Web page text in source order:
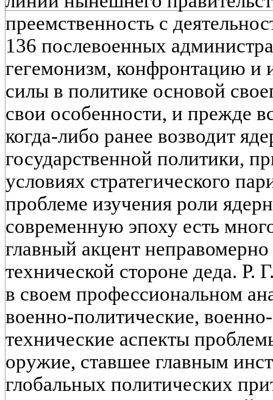
преемственность с
136 послевоенных
гегемонизм, конфронтацию и
силы в политике основой
свои особенности, и прежде
когда-либо ранее возводит
государственной политики,
условиях стратегического
проблеме изучения роли
современную эпоху есть
главный акцент
технической стороне деда. Р.
в своем профессиональном
военно-политические,
технические аспекты
оружие, ставшее главным
глобальных политических